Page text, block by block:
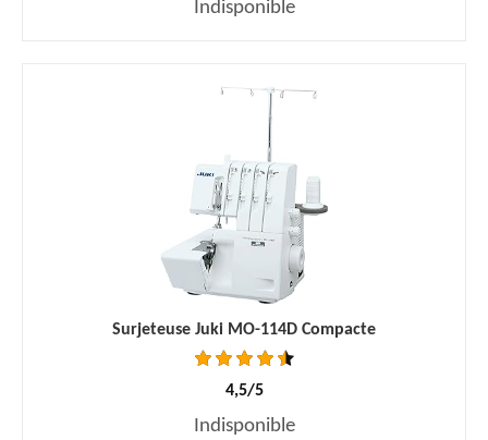
Indisponible
Surjeteuse Juki MO-114D Compacte
4,5/5
Indisponible